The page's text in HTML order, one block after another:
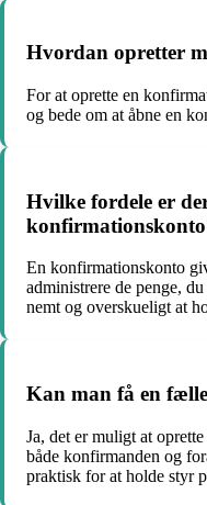
Hvordan opretter
For at oprette en
og bede om at åbne en
Hvilke fordele er
En konfirmationskonto
administrere de penge,
nemt og overskueligt at
Kan man få en
Ja, det er muligt at
både konfirmanden og
praktisk for at holde styr